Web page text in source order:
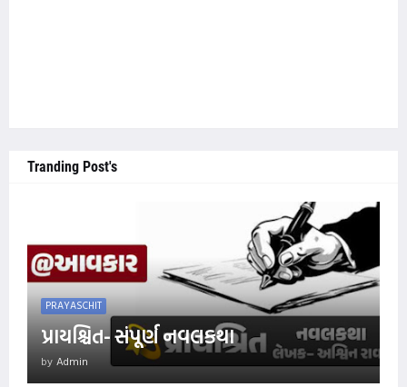
Tranding Post's
PRAYASCHIT
પ્રાયશ્ચિત- સંપૂર્ણ નવલકથા
by Admin